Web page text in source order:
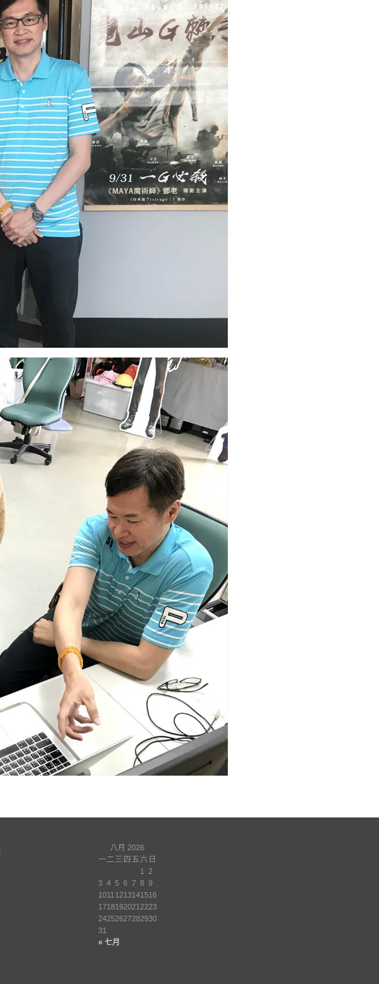
八月 2026
一二 三 四 五六 日
« 七月
1
2
3 4 5 6 7 8 9
1011 1213141516
1718192021 2223
24252627282930
31